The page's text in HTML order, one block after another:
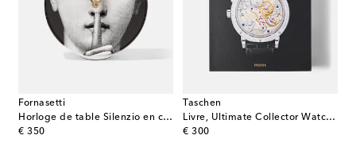
Fornasetti
Horloge de table Silenzio en céramique
€ 350
original price
Taschen
Livre, Ultimate Collector Watches XL
€ 300
original price